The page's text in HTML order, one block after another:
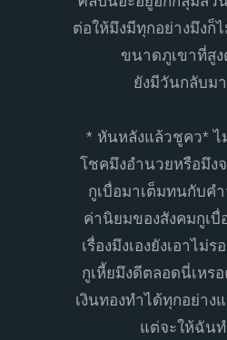
ต่อให้มึงมีทุกอย่างมึงก็
ขนาดภูเขาที่สูง
ยังมีวันกลับม
* หันหลังแล้วชูคว* ไ
โชคมึงอำนวยหรือมึง
กูเบื่อมาเต็มทนกับค
ค่านิยมของสังคมกูเ
เรื่องมึงเองยังเอาไม่
กูเหี้ยมึงดีตลอดนี่เหร
เงินทองทำได้ทุกอย่าง
แต่จะให้ฉันท